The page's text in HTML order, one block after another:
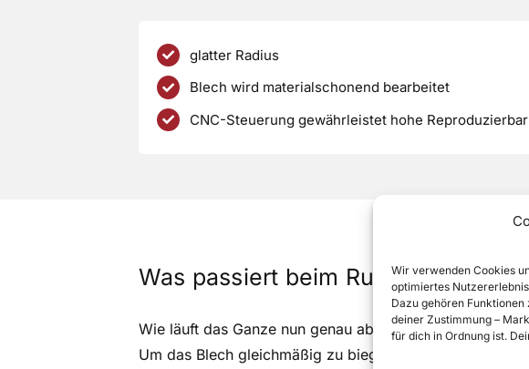
Wir verwenden Cookies
optimiertes
Dazu gehören
deiner Zustimmung –
für dich in Ordnung ist.
glatter Radius
Blech wird materialschonend bearbeitet
CNC-Steuerung gewährleistet hohe
Was passiert beim Rundbiegen
Wie läuft das Ganze nun genau ab? Beim Rundbiegen
Um das Blech gleichmäßig zu biegen, spielt die